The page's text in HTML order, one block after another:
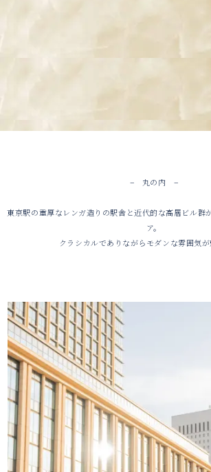
− 丸の内 −
東京駅の重厚なレンガ造りの駅舎と近代的な高層ビル群
ア。
クラシカルでありながらモダンな雰囲気が